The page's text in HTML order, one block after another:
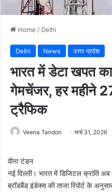
Home / Delhi
Delhi News उत्तर प्रदेश
भारत में डेटा खपत
गेमचेंजर, हर महीने
ट्रैफिक
Veena Tandon मार्च 31, 2026
वीना टंडन
नई दिल्ली। भारत में डिजिटल क्रांति
ब्रॉडबैंड इंडेक्स की ताजा रिपोर्ट के